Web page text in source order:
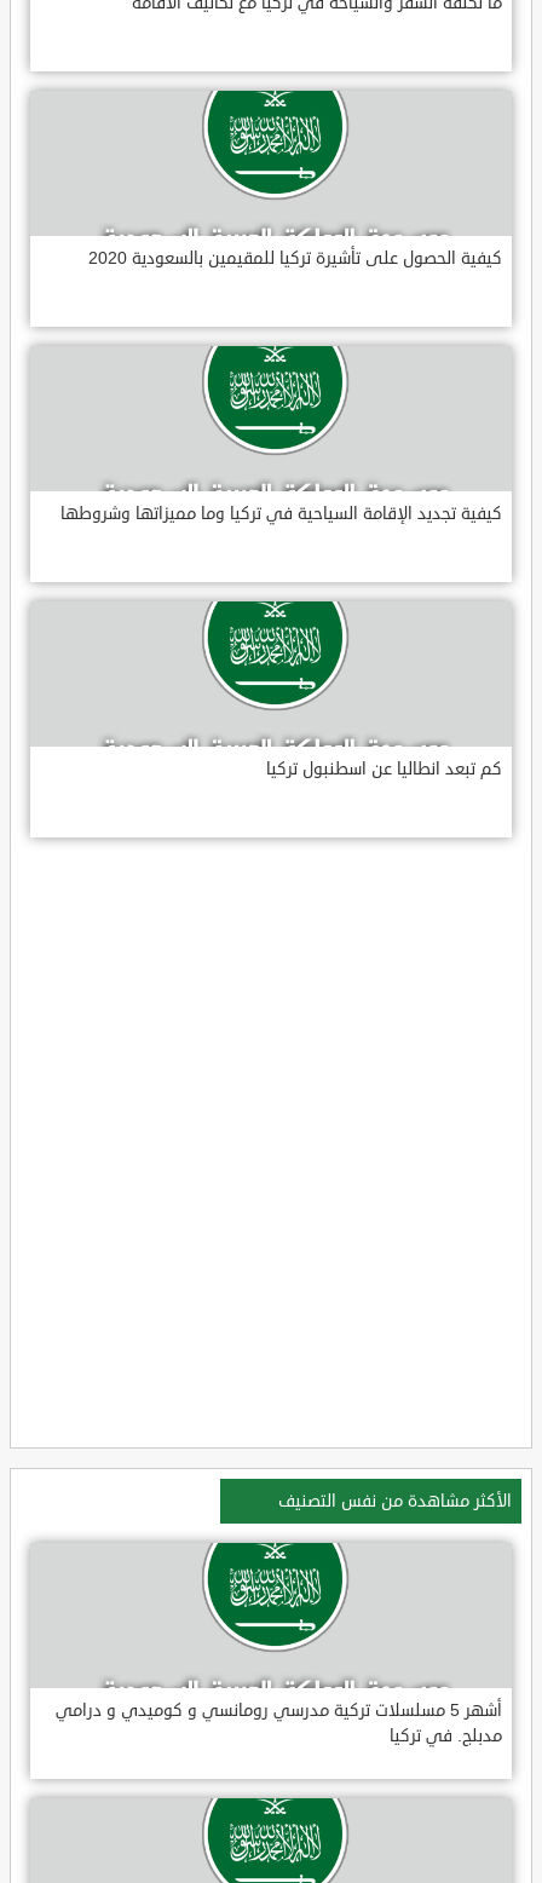
كيفية الحصول على تأشيرة تركيا للمقيمين بالسعودية 2020
كيفية تجديد الإقامة السياحية في تركيا وما مميزاتها وشروطها
كم تبعد انطاليا عن اسطنبول تركيا
الأكثر مشاهدة من نفس التصنيف
أشهر 5 مسلسلات تركية مدرسي رومانسي و كوميدي و درامي
مدبلج. في تركيا